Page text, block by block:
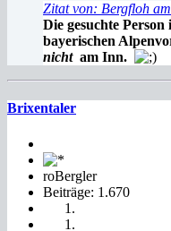
Zitat von: Bergfloh
Die gesuchte
bayerischen
nichtam Inn.
Brixentaler
roBergler
Beiträge: 1.670